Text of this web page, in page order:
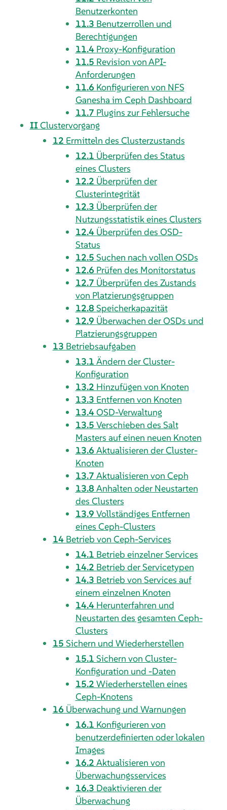
Benutzerkonten
11.3 Benutzerrollen und
Berechtigungen
11.4 Proxy-Konfiguration
11.5 Revision von API-
Anforderungen
11.6 Konfigurieren von NFS
Ganesha im Ceph Dashboard
11.7 Plugins zur Fehlersuche
IIClustervorgang
12 Ermitteln des Clusterzustands
12.1 Überprüfen des Status
eines Clusters
12.2 Überprüfen der
Clusterintegrität
12.3 Überprüfen der
Nutzungsstatistik eines Clusters
12.4 Überprüfen des OSD-
Status
12.5 Suchen nach vollen OSDs
12.6 Prüfen des Monitorstatus
12.7 Überprüfen des Zustands
von Platzierungsgruppen
12.8 Speicherkapazität
12.9 Überwachen der OSDs und
Platzierungsgruppen
13 Betriebsaufgaben
13.1 Ändern der Cluster-
Konfiguration
13.2 Hinzufügen von Knoten
13.3 Entfernen von Knoten
13.4OSD-Verwaltung
13.5 Verschieben des Salt
Masters auf einen neuen Knoten
13.6 Aktualisieren der Cluster-
Knoten
13.7 Aktualisieren von Ceph
13.8 Anhalten oder Neustarten
des Clusters
13.9 Vollständiges Entfernen
eines Ceph-Clusters
14 Betrieb von Ceph-Services
14.1 Betrieb einzelner Services
14.2 Betrieb der Servicetypen
14.3 Betrieb von Services auf
einem einzelnen Knoten
14.4 Herunterfahren und
Neustarten des gesamten Ceph-
Clusters
15 Sichern und Wiederherstellen
15.1 Sichern von Cluster-
Konfiguration und -Daten
15.2 Wiederherstellen eines
Ceph-Knotens
16 Überwachung und Warnungen
16.1 Konfigurieren von
benutzerdefinierten oder lokalen
Images
16.2 Aktualisieren von
Überwachungsservices
16.3 Deaktivieren der
Überwachung